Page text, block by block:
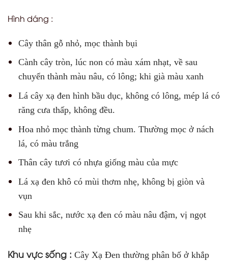
Hình dáng :
Cây thân gỗ nhỏ, mọc thành bụi
Cành cây tròn, lúc non có màu xám nhạt, về sau
chuyển thành màu nâu, có lông; khi già màu xanh
Lá cây xạ đen hình bầu dục, không có lông, mép lá có
răng cưa thấp, không đều.
Hoa nhỏ mọc thành từng chum. Thường mọc ở nách
lá, có màu trắng
Thân cây tươi có nhựa giống màu của mực
Lá xạ đen khô có mùi thơm nhẹ, không bị giòn và
vụn
Sau khi sắc, nước xạ đen có màu nâu đậm, vị ngọt
nhẹ
Khu vực sống : Cây Xạ Đen thường phân bố ở khắp